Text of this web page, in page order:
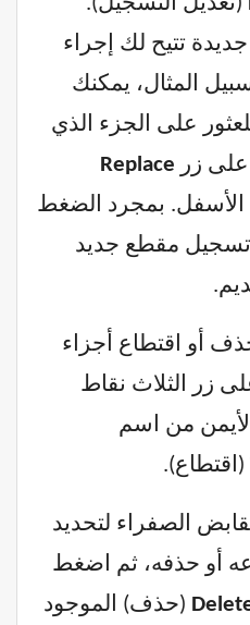
تتيح لك إجراء
المثال، يمكنك
على الجزء الذي
زر Replace
الأسفل. بمجرد الضغط
تسجيل مقطع جديد
أو اقتطاع أجزاء
زر الثلاث نقاط
من اسم
(اقتطاع).
الصفراء لتحديد
أو حذفه، ثم اضغط
(حذف) الموجود